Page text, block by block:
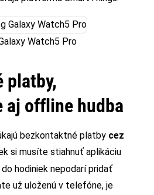
Watch5 Pro
platby,
aj offline hudba
bezkontaktné platby cez
si musíte stiahnuť aplikáciu
do hodiniek nepodarí pridať
už uloženú v telefóne, je